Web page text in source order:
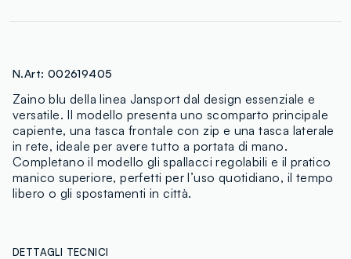
N.Art: 002619405
Zaino blu della linea Jansport dal design essenziale e
versatile. Il modello presenta uno scomparto principale
capiente, una tasca frontale con zip e una tasca laterale
in rete, ideale per avere tutto a portata di mano.
Completano il modello gli spallacci regolabili e il pratico
manico superiore, perfetti per l’uso quotidiano, il tempo
libero o gli spostamenti in città.
DETTAGLI TECNICI